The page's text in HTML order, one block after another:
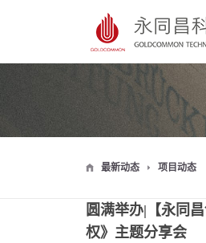
最新动态 项目动态
圆满举办|【永同
权》主题分享会